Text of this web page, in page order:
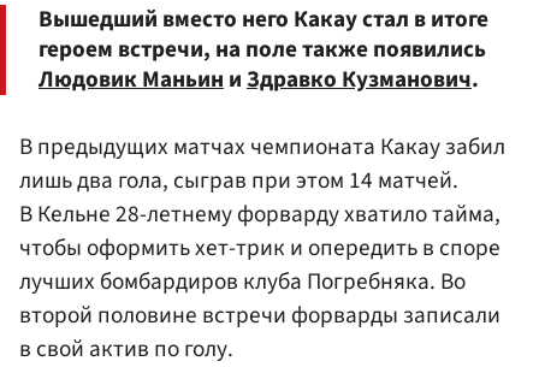
Вышедший вместо него Какау стал в итоге
героем встречи, на поле также появились
Людовик МаньиниЗдравко Кузманович.
В предыдущих матчах чемпионата Какау забил
лишь два гола, сыграв при этом 14 матчей.
В Кельне 28-летнему форварду хватило тайма,
чтобы оформить хет-трик и опередить в споре
лучших бомбардиров клуба Погребняка. Во
второй половине встречи форварды записали
в свой актив по голу.